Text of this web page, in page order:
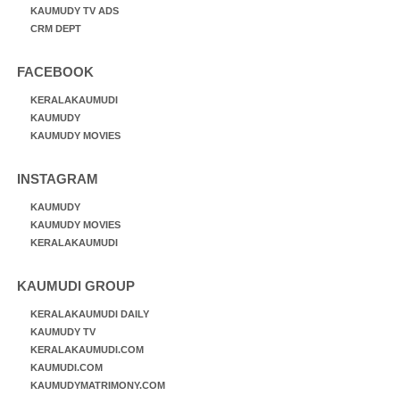
KAUMUDY TV ADS
CRM DEPT
FACEBOOK
KERALAKAUMUDI
KAUMUDY
KAUMUDY MOVIES
INSTAGRAM
KAUMUDY
KAUMUDY MOVIES
KERALAKAUMUDI
KAUMUDI GROUP
KERALAKAUMUDI DAILY
KAUMUDY TV
KERALAKAUMUDI.COM
KAUMUDI.COM
KAUMUDYMATRIMONY.COM